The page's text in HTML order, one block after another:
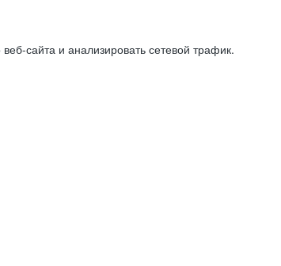
сайта и анализировать сетевой трафик.